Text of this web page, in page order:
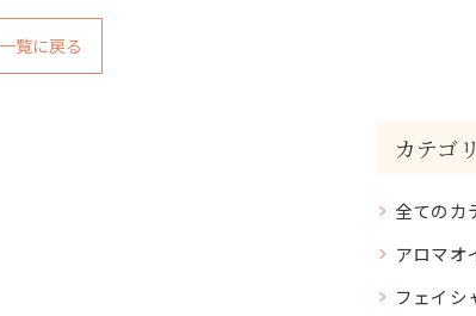
一覧に戻る
カテゴ
全てのカ
アロマオ
フェイシ